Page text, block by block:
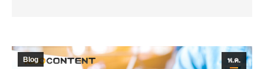
พ.ค.
Blog